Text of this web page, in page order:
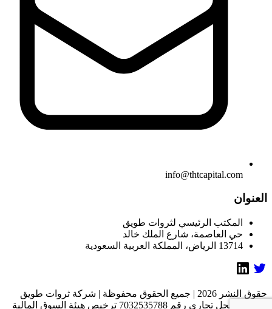
info@thtcapital.com
العنوان
المكتب الرئيسي لثروات طويق
حي العاصمة، شارع الملك خالد
13714 الرياض، المملكة العربية السعودية
حقوق النشر 2026 | جميع الحقوق محفوظة | شركة ثروات طويق
المالية. سجل تجاري رقم 7032535788 ترخيص هيئة السوق المالية